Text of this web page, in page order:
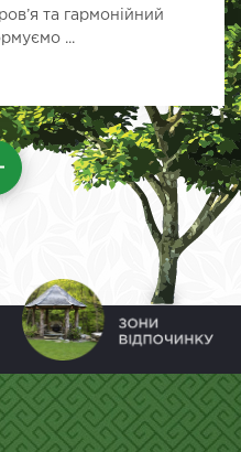
та гармонійний
...